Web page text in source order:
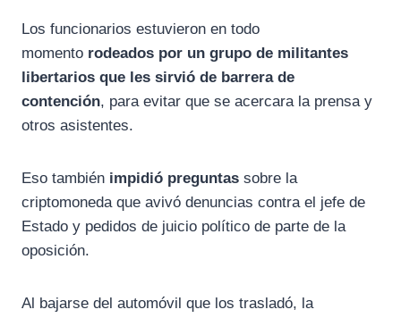
Los funcionarios estuvieron en todo
momento rodeados por un grupo de militantes
libertarios que les sirvió de barrera de
contención, para evitar que se acercara la prensa y
otros asistentes.
Eso también impidió preguntas sobre la
criptomoneda que avivó denuncias contra el jefe de
Estado y pedidos de juicio político de parte de la
oposición.
Al bajarse del automóvil que los trasladó, la